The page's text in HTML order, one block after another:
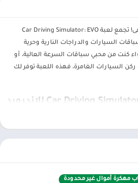
استعد لتجربة قيادة لا تُضاهى! تجمع لعبة Car Driving Simulator: EVO
السيارات والدراجات النارية وحرية
كنت من محبي سباقات السرعة العالية، أو
ركن السيارات الغامرة، فهذه اللعبة توفر لك
مهكرة أموال غير محدودة